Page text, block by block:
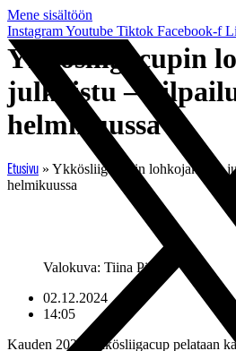
Mene sisältöön
InstagramYoutube Tiktok Facebook-f
Ykkösliigacupin
julkaistu –
helmikuussa
Etusivu » Ykkösliigacupin lohkojako on
helmikuussa
Valokuva: Tiina Pirilä.
02.12.2024
14:05
Kauden 2025 Ykkösliigacup pelataan